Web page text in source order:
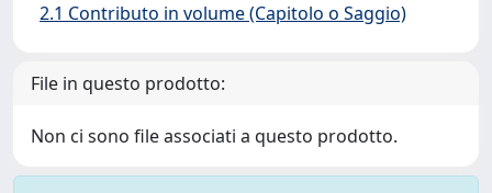
2.1 Contributo in volume (Capitolo o Saggio)
File in questo prodotto:
Non ci sono file associati a questo prodotto.